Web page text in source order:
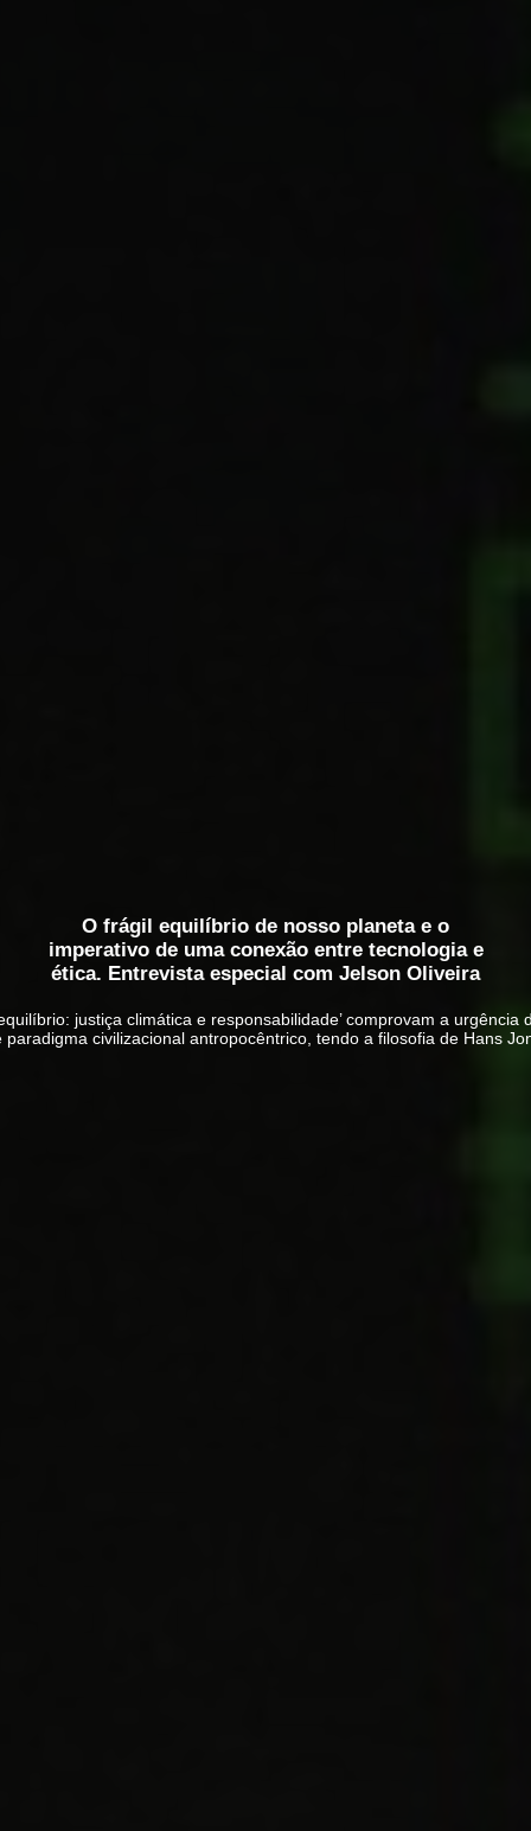
O frágil equilíbrio de nosso planeta e o
imperativo de uma conexão entre tecnologia e
ética. Entrevista especial com Jelson Oliveira
justiça climática e responsabilidade’ comprovam a
civilizacional antropocêntrico, tendo a filosofia de Hans